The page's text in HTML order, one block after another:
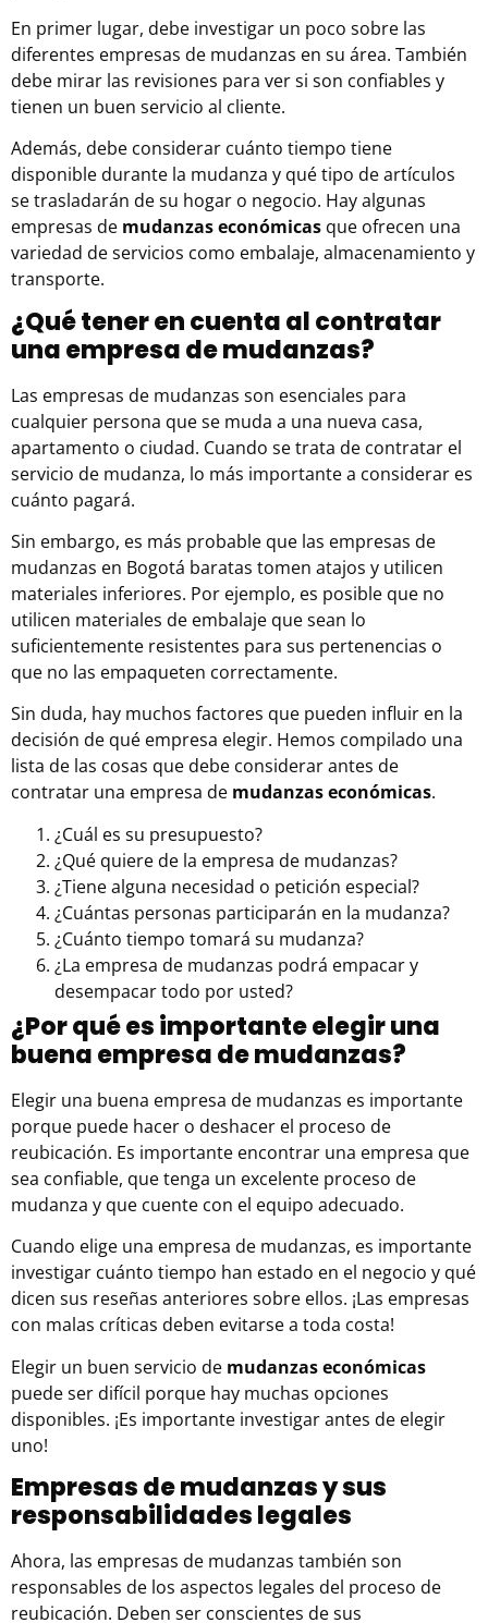
En primer lugar, debe investigar un poco sobre las
diferentes empresas de mudanzas en su área. También
debe mirar las revisiones para ver si son confiables y
tienen un buen servicio al cliente.
Además, debe considerar cuánto tiempo tiene
disponible durante la mudanza y qué tipo de artículos
se trasladarán de su hogar o negocio. Hay algunas
empresas de mudanzas económicas que ofrecen una
variedad de servicios como embalaje, almacenamiento y
transporte.
¿Qué tener en cuenta al contratar
una empresa de mudanzas?
Las empresas de mudanzas son esenciales para
cualquier persona que se muda a una nueva casa,
apartamento o ciudad. Cuando se trata de contratar el
servicio de mudanza, lo más importante a considerar es
cuánto pagará.
Sin embargo, es más probable que las empresas de
mudanzas en Bogotá baratas tomen atajos y utilicen
materiales inferiores. Por ejemplo, es posible que no
utilicen materiales de embalaje que sean lo
suficientemente resistentes para sus pertenencias o
que no las empaqueten correctamente.
Sin duda, hay muchos factores que pueden influir en la
decisión de qué empresa elegir. Hemos compilado una
lista de las cosas que debe considerar antes de
contratar una empresa de mudanzas económicas.
¿Cuál es su presupuesto?
¿Qué quiere de la empresa de mudanzas?
¿Tiene alguna necesidad o petición especial?
¿Cuántas personas participarán en la mudanza?
¿Cuánto tiempo tomará su mudanza?
¿La empresa de mudanzas podrá empacar y
desempacar todo por usted?
¿Por qué es importante elegir una
buena empresa de mudanzas?
Elegir una buena empresa de mudanzas es importante
porque puede hacer o deshacer el proceso de
reubicación. Es importante encontrar una empresa que
sea confiable, que tenga un excelente proceso de
mudanza y que cuente con el equipo adecuado.
Cuando elige una empresa de mudanzas, es importante
investigar cuánto tiempo han estado en el negocio y qué
dicen sus reseñas anteriores sobre ellos. ¡Las empresas
con malas críticas deben evitarse a toda costa!
Elegir un buen servicio de mudanzas económicas
puede ser difícil porque hay muchas opciones
disponibles. ¡Es importante investigar antes de elegir
uno!
Empresas de mudanzas y sus
responsabilidades legales
Ahora, las empresas de mudanzas también son
responsables de los aspectos legales del proceso de
reubicación. Deben ser conscientes de sus